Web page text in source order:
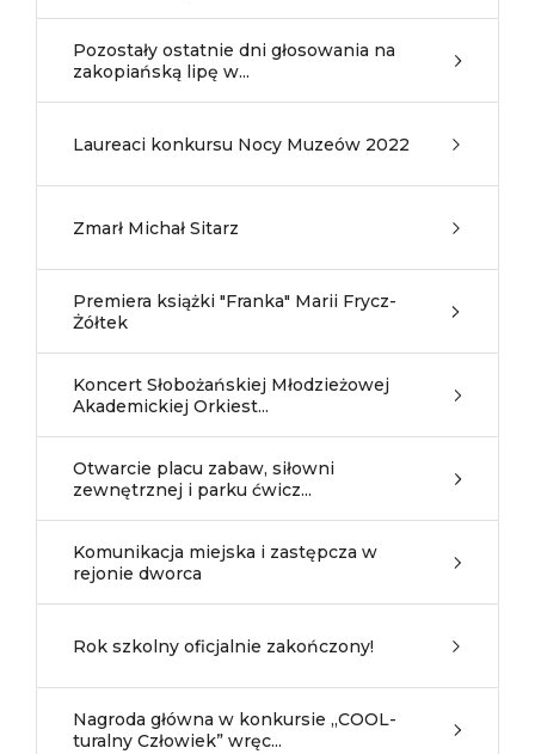
Pozostały ostatnie dni głosowania na
zakopiańską lipę w...
Laureaci konkursu Nocy Muzeów 2022
Zmarł Michał Sitarz
Premiera książki "Franka" Marii Frycz-
Żółtek
Koncert Słobożańskiej Młodzieżowej
Akademickiej Orkiest...
Otwarcie placu zabaw, siłowni
zewnętrznej i parku ćwicz...
Komunikacja miejska i zastępcza w
rejonie dworca
Rok szkolny oficjalnie zakończony!
Nagroda główna w konkursie „COOL-
turalny Człowiek” wręc...